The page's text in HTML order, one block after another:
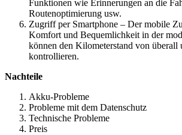
Funktionen wie Erinnerungen an die
Routenoptimierung usw.
Zugriff per Smartphone – Der mobile
Komfort und Bequemlichkeit in der
können den Kilometerstand von überall
kontrollieren.
Nachteile
Akku-Probleme
Probleme mit dem Datenschutz
Technische Probleme
Preis